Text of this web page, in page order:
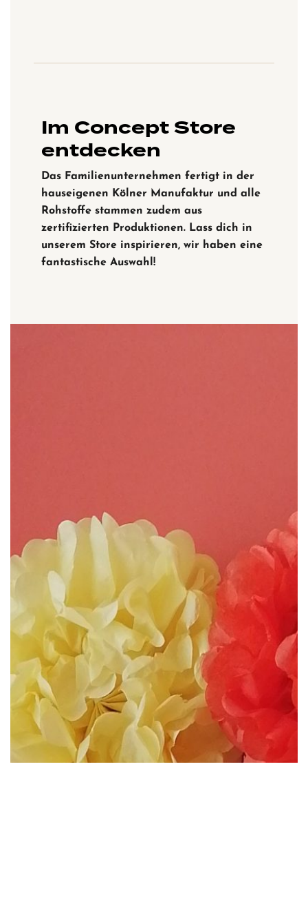
Im Concept Store
entdecken
Das Familienunternehmen fertigt in der
hauseigenen Kölner Manufaktur und alle
Rohstoffe stammen zudem aus
zertifizierten Produktionen. Lass dich in
unserem Store inspirieren, wir haben eine
fantastische Auswahl!